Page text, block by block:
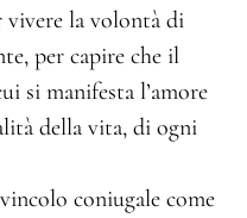
vivere la volontà di
per capire che il
si manifesta l’amore
della vita, di ogni
coniugale come